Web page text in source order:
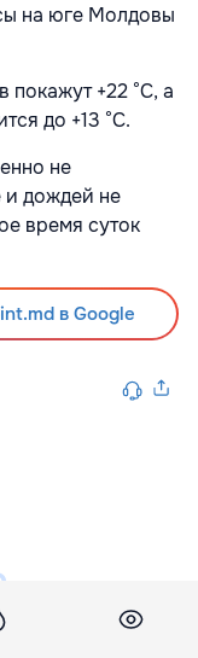
на юге Молдовы
+22 °С, а
до +13 °С.
не
и дождей не
время суток
в Google